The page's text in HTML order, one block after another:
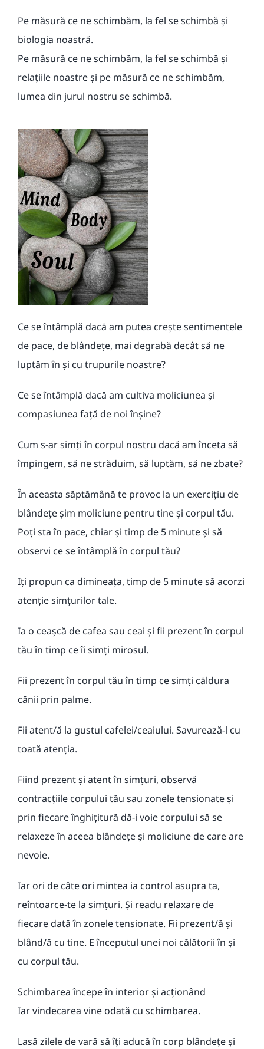
Pe măsură ce ne schimbăm, la fel se schimbă și
biologia noastră.
Pe măsură ce ne schimbăm, la fel se schimbă și
relațiile noastre și pe măsură ce ne schimbăm,
lumea din jurul nostru se schimbă.
Ce se întâmplă dacă am putea crește sentimentele
de pace, de blândețe, mai degrabă decât să ne
luptăm în și cu trupurile noastre?
Ce se întâmplă dacă am cultiva moliciunea și
compasiunea față de noi înșine?
Cum s-ar simți în corpul nostru dacă am înceta să
împingem, să ne străduim, să luptăm, să ne zbate?
În aceasta săptămână te provoc la un exercițiu de
blândețe șim moliciune pentru tine și corpul tău.
Poți sta în pace, chiar și timp de 5 minute și să
observi ce se întâmplă în corpul tău?
Iți propun ca dimineața, timp de 5 minute să acorzi
atenție simțurilor tale.
Ia o ceașcă de cafea sau ceai și fii prezent în corpul
tău în timp ce îi simți mirosul.
Fii prezent în corpul tău în timp ce simți căldura
cănii prin palme.
Fii atent/ă la gustul cafelei/ceaiului. Savurează-l cu
toată atenția.
Fiind prezent și atent în simțuri, observă
contracțiile corpului tău sau zonele tensionate și
prin fiecare înghițitură dă-i voie corpului să se
relaxeze în aceea blândețe și moliciune de care are
nevoie.
Iar ori de câte ori mintea ia control asupra ta,
reîntoarce-te la simțuri. Și readu relaxare de
fiecare dată în zonele tensionate. Fii prezent/ă și
blând/ă cu tine. E începutul unei noi călătorii în și
cu corpul tău.
Schimbarea începe în interior și acționând
Iar vindecarea vine odată cu schimbarea.
Lasă zilele de vară să îți aducă în corp blândețe și